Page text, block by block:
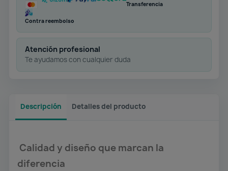
Transferencia
Contra reembolso
Atención profesional
Te ayudamos con cualquier duda
Descripción Detalles del producto
Calidad y diseño que marcan la
diferencia